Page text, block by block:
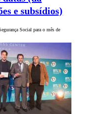
e subsídios)
Social para o mês de